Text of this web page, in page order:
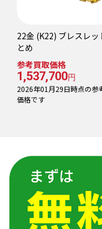
22金 (K22) ブレスレッ
とめ
参考買取価格
1,537,700円
2026年01月29日時点の参
価格です